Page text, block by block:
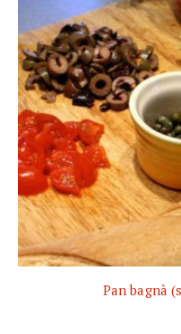
Pan bagnà